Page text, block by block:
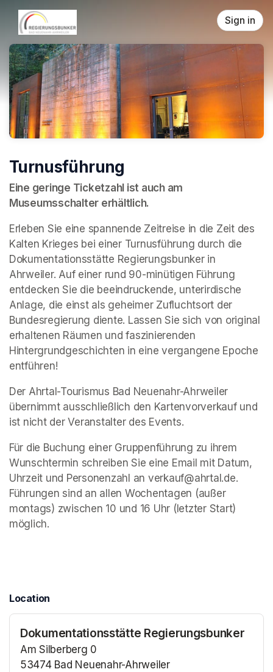
Skip header
Sign in
Turnusführung
Eine geringe Ticketzahl ist auch am
Museumsschalter erhältlich.
Erleben Sie eine spannende Zeitreise in die Zeit des
Kalten Krieges bei einer Turnusführung durch die
Dokumentationsstätte Regierungsbunker in
Ahrweiler. Auf einer rund 90-minütigen Führung
entdecken Sie die beeindruckende, unterirdische
Anlage, die einst als geheimer Zufluchtsort der
Bundesregierung diente. Lassen Sie sich von original
erhaltenen Räumen und faszinierenden
Hintergrundgeschichten in eine vergangene Epoche
entführen!
Der Ahrtal-Tourismus Bad Neuenahr-Ahrweiler
übernimmt ausschließlich den Kartenvorverkauf und
ist nicht der Veranstalter des Events.
Für die Buchung einer Gruppenführung zu ihrem
Wunschtermin schreiben Sie eine Email mit Datum,
Uhrzeit und Personenzahl an verkauf@ahrtal.de.
Führungen sind an allen Wochentagen (außer
montags) zwischen 10 und 16 Uhr (letzter Start)
möglich.
Location
Dokumentationsstätte Regierungsbunker
Am Silberberg 0
53474 Bad Neuenahr-Ahrweiler